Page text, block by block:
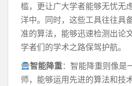
槛，更让广大学者能够无忧无
洋中。同时，这些工具往往具
准的算法，能够迅速检测出论
学者们的学术之路保驾护航。
智能降重：智能降重则像是
师，能够运用先进的算法和技